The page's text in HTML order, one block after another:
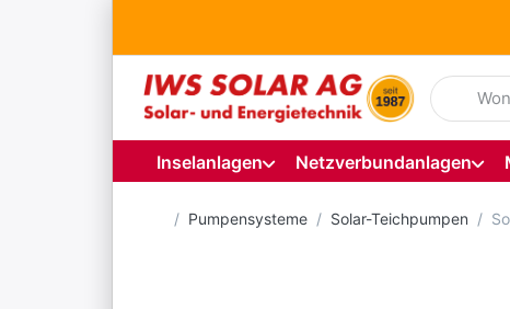
Geben
Inselanlagen Netzverbundanlagen
Startseite
Pumpensysteme Solar-Teichpumpen